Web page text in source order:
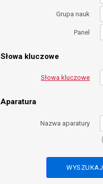
Grupa nauk
Panel
Słowa kluczowe
Słowa kluczowe
Aparatura
Nazwa aparatury